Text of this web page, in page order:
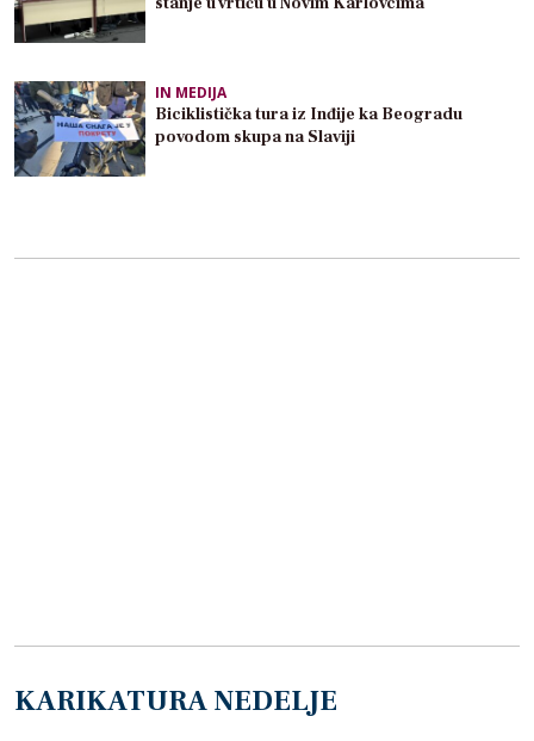
IN MEDIJA
Biciklistička tura iz Inđije ka Beogradu
povodom skupa na Slaviji
KARIKATURA NEDELJE